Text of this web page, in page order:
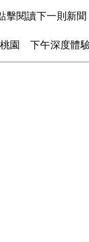
擊閱讀下一則新聞
園 下午深度體